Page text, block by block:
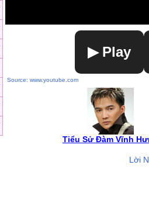
▶ Play
Source: www.youtube.com
Tiểu Sử Đàm Vĩnh
Lời